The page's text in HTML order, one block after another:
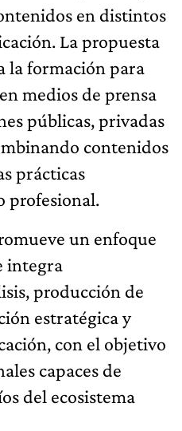
en distintos
La propuesta
la formación para
medios de prensa
públicas, privadas
contenidos
prácticas
profesional.
un enfoque
integra
producción de
estratégica y
con el objetivo
capaces de
del ecosistema